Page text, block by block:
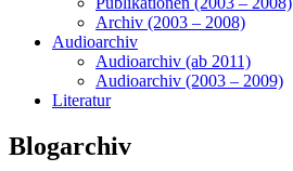
Archiv (2003 – 2008)
Audioarchiv
Audioarchiv (ab 2011)
Audioarchiv (2003 – 2009)
Literatur
Blogarchiv